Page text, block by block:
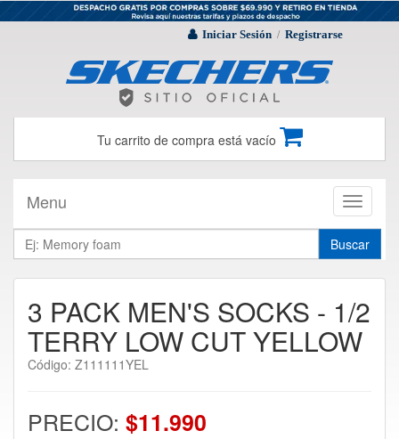
Iniciar Sesión / Registrarse
Tu carrito de compra está vacío
Toggle
Menu
Buscar
3 PACK MEN'S SOCKS - 1/2
TERRY LOW CUT YELLOW
Código: Z111111YEL
PRECIO: $11.990